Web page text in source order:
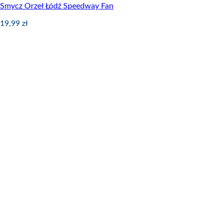
Smycz Orzeł Łódź Speedway Fan
19,99 zł